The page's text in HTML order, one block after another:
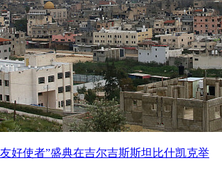
好使者”盛典在吉尔吉斯斯坦比什凯克举